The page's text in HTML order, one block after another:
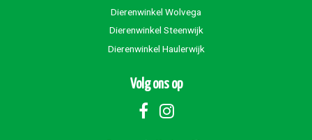
Dierenwinkel Wolvega
Dierenwinkel Steenwijk
Dierenwinkel Haulerwijk
Volg ons op